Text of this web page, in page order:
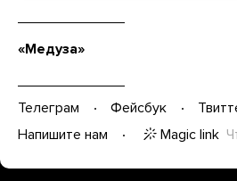
«Медуза»
Телеграм Фейсбук
Напишите нам
Magic link